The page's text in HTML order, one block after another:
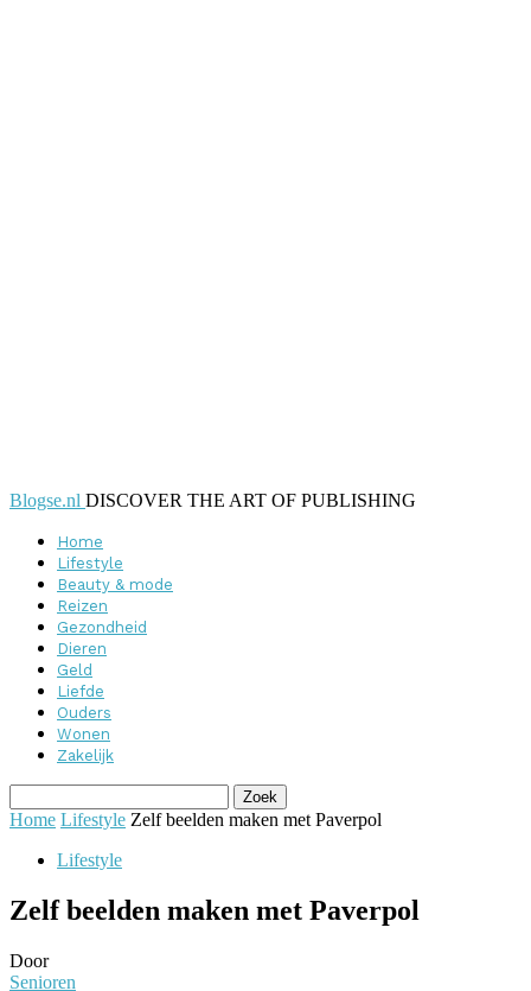
Blogse.nl DISCOVER THE ART OF PUBLISHING
Home
Lifestyle
Beauty & mode
Reizen
Gezondheid
Dieren
Geld
Liefde
Ouders
Wonen
Zakelijk
Home Lifestyle Zelf beelden maken met Paverpol
Lifestyle
Zelf beelden maken met Paverpol
Door
Senioren